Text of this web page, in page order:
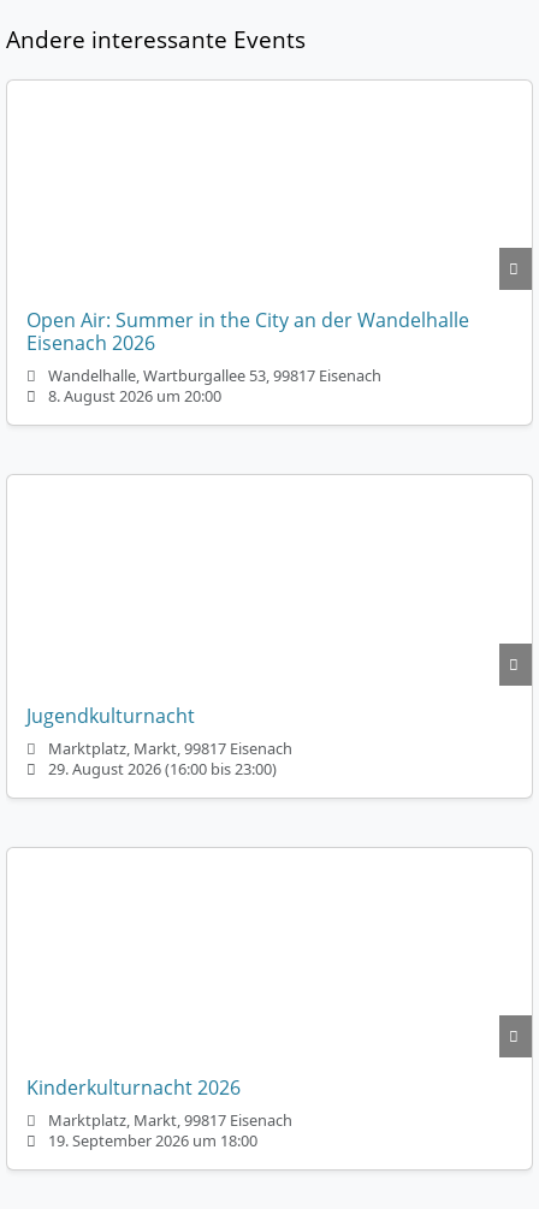
Andere interessante Events
Open Air: Summer in the City an der Wandelhalle
Eisenach 2026
Wandelhalle, Wartburgallee 53, 99817 Eisenach
8. August 2026 um 20:00
Jugendkulturnacht
Marktplatz, Markt, 99817 Eisenach
29. August 2026 (16:00 bis 23:00)
Kinderkulturnacht 2026
Marktplatz, Markt, 99817 Eisenach
19. September 2026 um 18:00